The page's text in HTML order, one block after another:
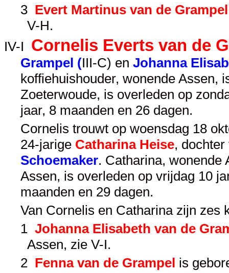
3 Evert Martinus van de Grampel
V-H.
IV-I Cornelis Everts van de
Grampel (III-C) en Johanna
koffiehuishouder, wonende Assen,
Zoeterwoude, is overleden op
jaar, 8 maanden en 26 dagen.
Cornelis trouwt op woensdag 18
24-jarige Catharina Heise,
Schoemaker. Catharina, wonende
Assen, is overleden op vrijdag 10
maanden en 29 dagen.
Van Cornelis en Catharina zijn zes
1 Johanna Elisabeth van de
Assen, zie V-I.
2 Fenna van de Grampel is